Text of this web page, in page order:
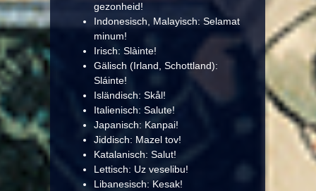
gezonheid!
Indonesisch, Malayisch: Selamat
minum!
Irisch: Slàinte!
Gälisch (Irland, Schottland):
Sláinte!
Isländisch: Skål!
Italienisch: Salute!
Japanisch: Kanpai!
Jiddisch: Mazel tov!
Katalanisch: Salut!
Lettisch: Uz veselibu!
Libanesisch: Kesak!